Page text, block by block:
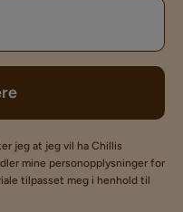
jeg at jeg vil ha Chillis
mine personopplysninger for
tilpasset meg i henhold til